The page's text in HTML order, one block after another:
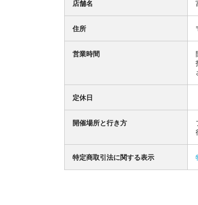
店舗名
住所
営業時間
定休日
開催場所と行き方
特定商取引法に関する表示